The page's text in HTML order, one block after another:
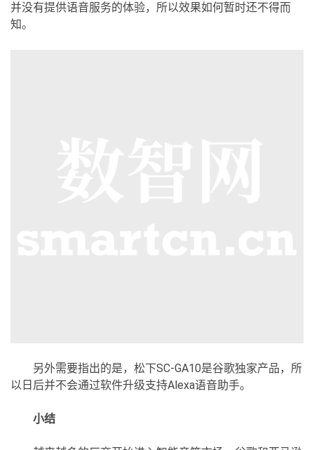
并没有提供语音服务的体验，所以效果如何暂时还不得而
知。
另外需要指出的是，松下SC-GA10是谷歌独家产品，所
以日后并不会通过软件升级支持Alexa语音助手。
小结